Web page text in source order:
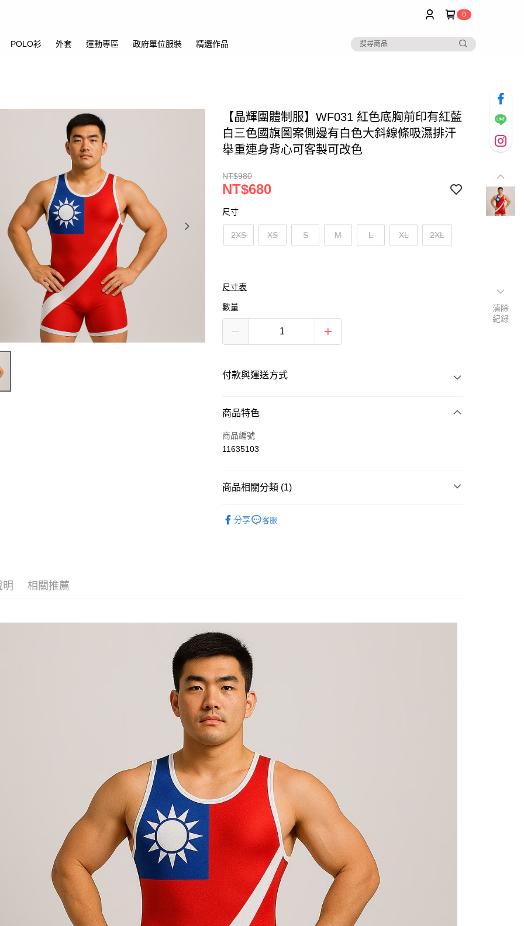
0
POLO衫 外套 運動專區 政府單位服裝 精選作品
【晶輝團體制服】WF031 紅色底胸前印有紅藍
白三色國旗圖案側邊有白色大斜線條吸濕排汗
舉重連身背心可客製可改色
NT$980
NT$680
尺寸
2XS XS S M L XL 2XL
尺寸表
數量
付款與運送方式
付款方式
信用卡一次付款
黑貓
商品特色
商品編號
11635103
商品相關分類 (1)
分享
客服
明 相關推薦
清除
紀錄